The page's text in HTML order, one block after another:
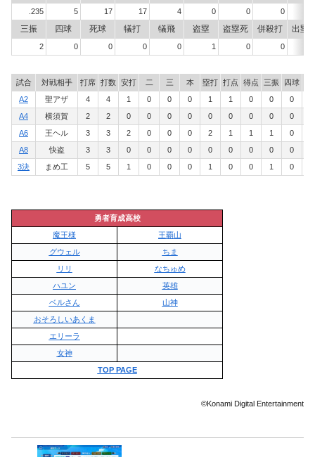
.235 5 17 17 4 0 0 0
三振 四球 死球 犠打 犠飛 盗塁 盗塁死 併殺打 出塁
2 0 0 0 0 1 0 0
試合 対戦相手 打席 打数 安打 二 三 本 塁打 打点 得点 三振 四球
A2
聖アザ 4 4 1 0 0 0 1 1 0 0 0
A4
横須賀 2 2 0 0 0 0 0 0 0 0 0
A6
王ヘル 3 3 2 0 0 0 2 1 1 1 0
A8
快盗 3 3 0 0 0 0 0 0 0 0 0
3決
まめ工 5 5 1 0 0 0 1 0 0 1 0
勇者育成高校
魔王様
王覇山
グウェル
ちま
リリ
なちゅめ
ハユン
英雄
ベルさん
山神
おそろしいあくま
エリーラ
女神
TOP PAGE
©Konami Digital Entertainment